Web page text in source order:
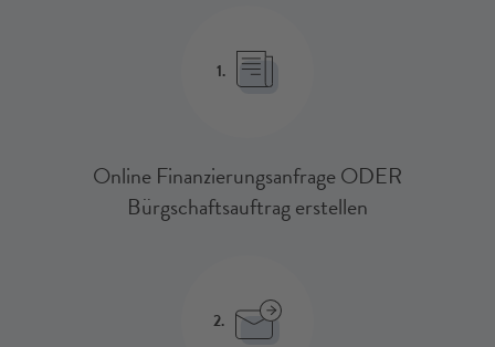
1.
Online Finanzierungsanfrage ODER
Bürgschaftsauftrag erstellen
2.